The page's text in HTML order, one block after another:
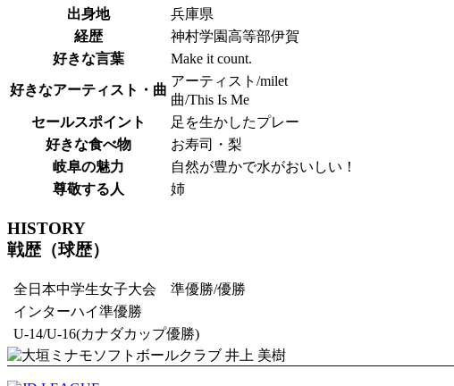
出身地
兵庫県
経歴
神村学園高等部伊賀
好きな言葉
Make it count.
好きなアーティスト・曲
アーティスト/milet
曲/This Is Me
セールスポイント
足を生かしたプレー
好きな食べ物
お寿司・梨
岐阜の魅力
自然が豊かで水がおいしい！
尊敬する人
姉
HISTORY
戦歴（球歴）
全日本中学生女子大会 準優勝/優勝
インターハイ準優勝
U-14/U-16(カナダカップ優勝)